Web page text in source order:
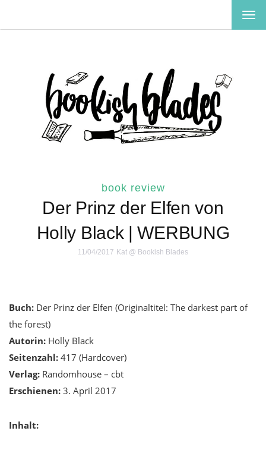
book review
Der Prinz der Elfen von
Holly Black | WERBUNG
11/04/2017 Kat @ Bookish Blades
Buch: Der Prinz der Elfen (Originaltitel: The darkest part of
the forest)
Autorin: Holly Black
Seitenzahl: 417 (Hardcover)
Verlag: Randomhouse – cbt
Erschienen: 3. April 2017
Inhalt: